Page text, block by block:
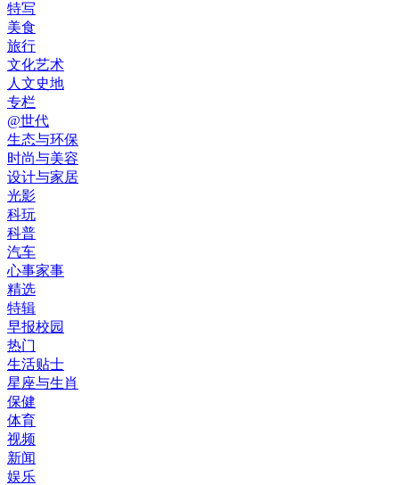
特写
美食
旅行
文化艺术
人文史地
专栏
@世代
生态与环保
时尚与美容
设计与家居
光影
科玩
科普
汽车
心事家事
精选
特辑
早报校园
热门
生活贴士
星座与生肖
保健
体育
视频
新闻
娱乐